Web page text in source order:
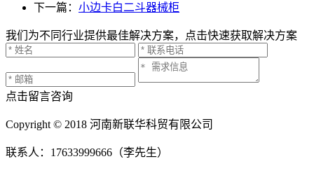
下一篇： 小边卡白二斗器械柜
我们为不同行业提供最佳解决方案，点击快速获取解决方案
点击留言咨询
Copyright © 2018 河南新联华科贸有限公司
联系人：17633999666（李先生）